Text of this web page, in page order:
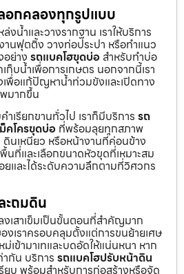
อกคลองทุกรูปแบบ
น้ำและวางรากฐาน เราให้บริการ
านฟุตติ้ง วางท่อประปา หรือทำแนว
อย่าง รถแบคโฮขุดบ่อ สำหรับทำบ่อ
ก็บน้ำเพื่อการเกษตร นอกจากนี้เรา
พื่อแก้ปัญหาน้ำท่วมขังและเปิดทาง
มากขึ้น
เรียกขานทั่วไป เราก็มีบริการ รถ
คโครขุดบ่อ ที่พร้อมลุยทุกสภาพ
นเหนียว หรือหน้างานที่ค่อนข้าง
นที่และเลือกขนาดหัวขุดที่เหมาะสม
ยและได้ระดับความลึกตามที่วิศวกร
ถมดิน
เสาเข็มเป็นขั้นตอนที่สำคัญมาก
งเราครอบคลุมตั้งแต่การขนย้ายเศษ
เข้ามาเทและบดอัดให้แน่นหนา หาก
กัน บริการ รถแบคโฮปรับหน้าดิน
ยบ พร้อมสำหรับการก่อสร้างหรือจัด